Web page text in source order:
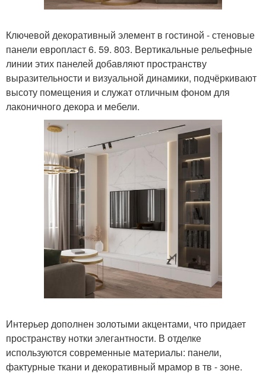
Ключевой декоративный элемент в гостиной - стеновые
панели европласт 6. 59. 803. Вертикальные рельефные
линии этих панелей добавляют пространству
выразительности и визуальной динамики, подчёркивают
высоту помещения и служат отличным фоном для
лаконичного декора и мебели.
Интерьер дополнен золотыми акцентами, что придает
пространству нотки элегантности. В отделке
используются современные материалы: панели,
фактурные ткани и декоративный мрамор в тв - зоне.